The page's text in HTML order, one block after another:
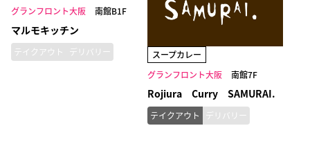
グランフロント大阪
南館B1F
マルモキッチン
テイクアウト デリバリー
スープカレー
グランフロント大阪
南館7F
Rojiura Curry SAMURAI.
テイクアウト デリバリー